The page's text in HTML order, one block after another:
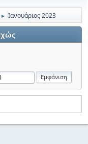
► Ιανουάριος 2023